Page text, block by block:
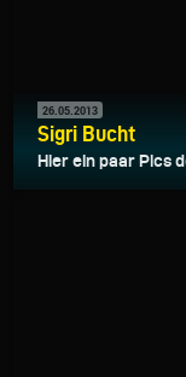
26.05.2013
Sigri Bucht
Hier ein paar Pics